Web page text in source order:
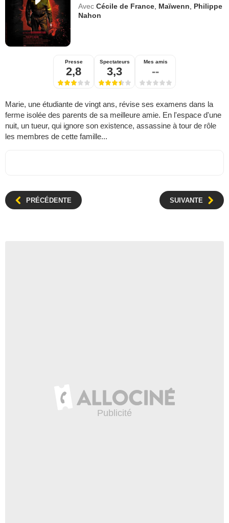
Avec Cécile de France Maïwenn
Philippe
Nahon
Presse
2,8
Spectateurs
3,3
Mes amis
--
Marie, une étudiante de vingt ans, révise ses examens dans la
ferme isolée des parents de sa meilleure amie. En l'espace d'une
nuit, un tueur, qui ignore son existence, assassine à tour de rôle
les membres de cette famille...
PRÉCÉDENTE SUIVANTE